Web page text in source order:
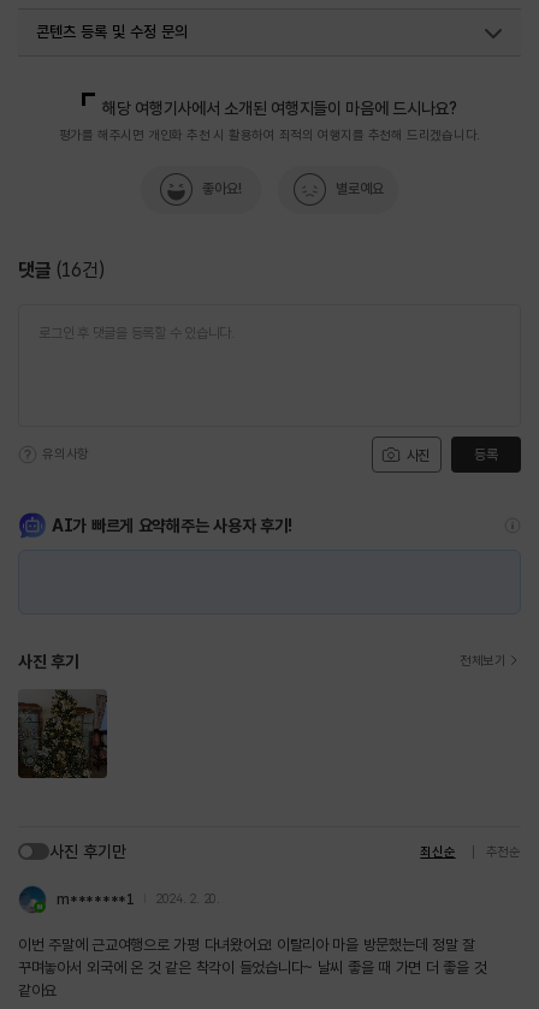
콘텐츠 등록 및 수정 문의
해당 여행기사에서 소개된 여행지들이 마음에 드시나요?
평가를 해주시면 개인화 추천 시 활용하여 최적의 여행지를 추천해 드리겠습니다.
좋아요! 별로예요
댓글 (16건)
사진
유의사항 등록
AI가 빠르게 요약해주는 사용자 후기!
사진 후기 전체보기
사진 후기만 최신순 추천순
m*******1 2024. 2. 20.
이번 주말에 근교여행으로 가평 다녀왔어요! 이탈리아 마을 방문했는데 정말 잘
꾸며놓아서 외국에 온 것 같은 착각이 들었습니다~ 날씨 좋을 때 가면 더 좋을 것
같아요